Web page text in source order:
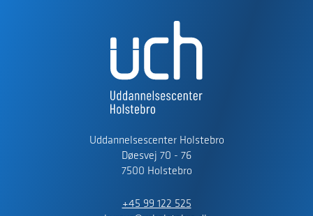
Uddannelsescenter Holstebro
Døesvej 70 - 76
7500 Holstebro
+45 99 122 525